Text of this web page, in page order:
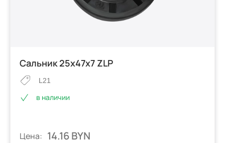
Сальник 25х47х7 ZLP
L21
в наличии
Цена: 14.16 BYN